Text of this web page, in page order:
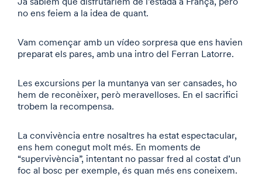
no ens feiem a la idea de quant.
Vam començar amb un vídeo sorpresa que ens havien
preparat els pares, amb una intro del Ferran Latorre.
Les excursions per la muntanya van ser cansades, ho
hem de reconèixer, però meravelloses. En el sacrifici
trobem la recompensa.
La convivència entre nosaltres ha estat espectacular,
ens hem conegut molt més. En moments de
“supervivència”, intentant no passar fred al costat d’un
foc al bosc per exemple, és quan més ens coneixem.